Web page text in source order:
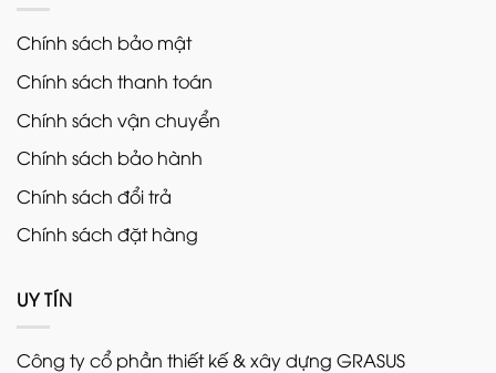
Chính sách bảo mật
Chính sách thanh toán
Chính sách vận chuyển
Chính sách bảo hành
Chính sách đổi trả
Chính sách đặt hàng
UY TÍN
Công ty cổ phần thiết kế & xây dựng GRASUS